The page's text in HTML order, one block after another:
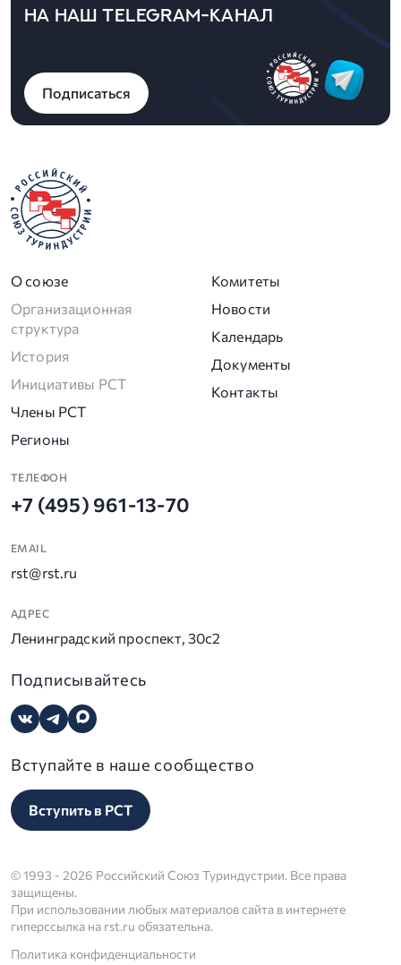
НА НАШ TELEGRAM-КАНАЛ
Подписаться
О союзе
Организационная
структура
История
Инициативы РСТ
Члены РСТ
Регионы
Комитеты
Новости
Календарь
Документы
Контакты
ТЕЛЕФОН
+7 (495) 961-13-70
EMAIL
rst@rst.ru
АДРЕС
Ленинградский проспект, 30с2
Подписывайтесь
Вступайте в наше сообщество
Вступить в РСТ
© 1993 - 2026 Российский Союз Туриндустрии. Все права
защищены.
При использовании любых материалов сайта в интернете
гиперссылка на rst.ru обязательна.
Политика конфиденциальности